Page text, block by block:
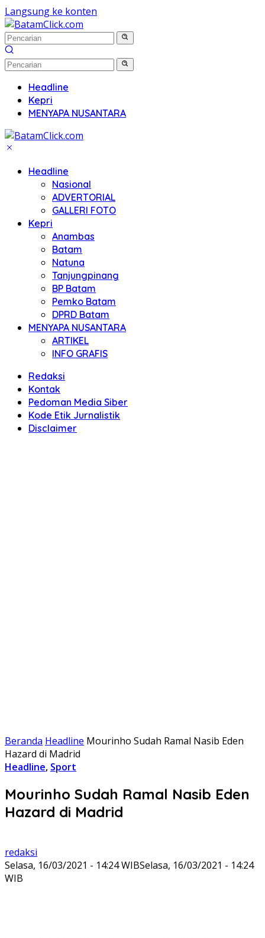
Langsung ke konten
Headline
Kepri
MENYAPA NUSANTARA
Headline
Nasional
ADVERTORIAL
GALLERI FOTO
Kepri
Anambas
Batam
Natuna
Tanjungpinang
BP Batam
Pemko Batam
DPRD Batam
MENYAPA NUSANTARA
ARTIKEL
INFO GRAFIS
Redaksi
Kontak
Pedoman Media Siber
Kode Etik Jurnalistik
Disclaimer
Beranda Headline Mourinho Sudah Ramal Nasib Eden
Hazard di Madrid
Headline, Sport
Mourinho Sudah Ramal Nasib Eden
Hazard di Madrid
redaksi
Selasa, 16/03/2021 - 14:24 WIBSelasa, 16/03/2021 - 14:24
WIB